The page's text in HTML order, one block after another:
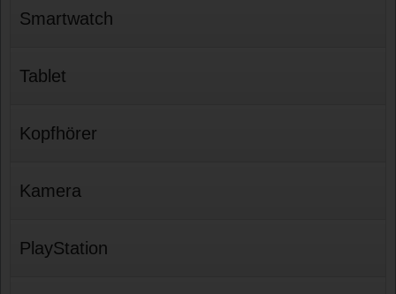
Smartwatch
Tablet
Kopfhörer
Kamera
PlayStation